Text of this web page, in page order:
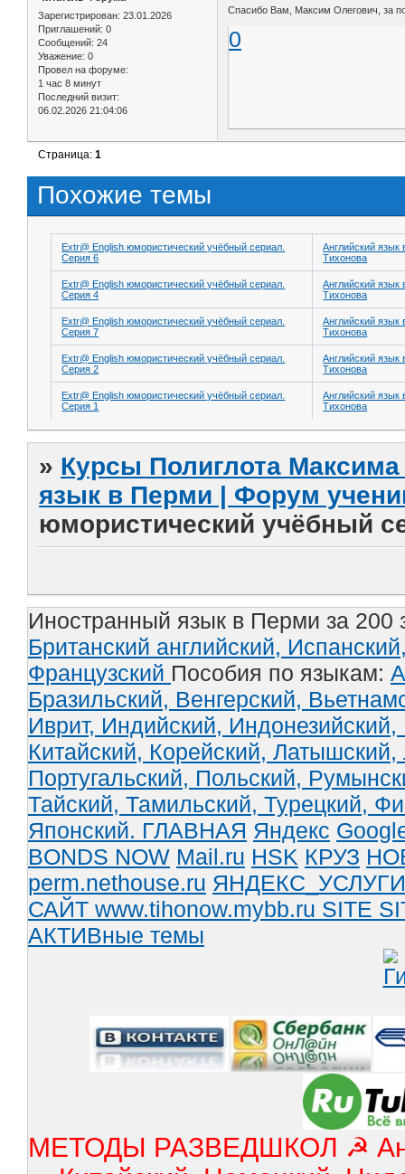
Зарегистрирован: 23.01.2026
Приглашений: 0
Сообщений: 24
Уважение: 0
Провел на форуме:
1 час 8 минут
Последний визит:
06.02.2026 21:04:06
Спасибо Вам, Максим Олегович, за
0
Страница:1
Похожие темы
Extr@ English юмористический учёбный сериал.
Серия 6
Английский
Тихонова
Extr@ English юмористический учёбный сериал.
Серия 4
Английский
Тихонова
Extr@ English юмористический учёбный сериал.
Серия 7
Английский
Тихонова
Extr@ English юмористический учёбный сериал.
Серия 2
Английский
Тихонова
Extr@ English юмористический учёбный сериал.
Серия 1
Английский
Тихонова
» Курсы Полиглота
язык в Перми | Форум
юмористический учёбный
Иностранный язык в Перми за 200
Британский английский,
Французский Пособия по языкам:
Бразильский, Венгерский,
Иврит, Индийский, Индонезийский,
Китайский, Корейский, Латышский,
Португальский, Польский,
Тайский, Тамильский, Турецкий,
Японский. ГЛАВНАЯ Яндекс
BONDS NOW Mail.ru HSK КРУЗ
perm.nethouse.ru ЯНДЕКС_УСЛУГИ
САЙТ www.tihonow.mybb.ru SITE
АКТИВные темы
МЕТОДЫ РАЗВЕДШКОЛ ☭